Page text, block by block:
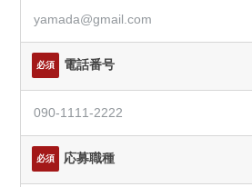
必須 電話番号
必須 応募職種